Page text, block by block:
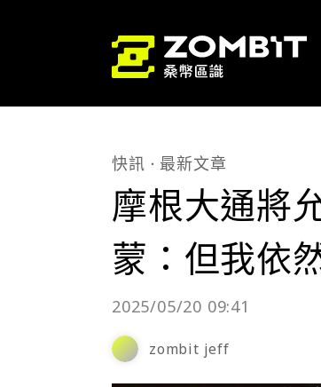
快訊 最新文章
摩根大通將
蒙：但我依
2025/05/20 09:41
zombit jeff